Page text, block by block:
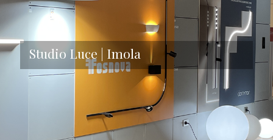
Studio Luce | Imola